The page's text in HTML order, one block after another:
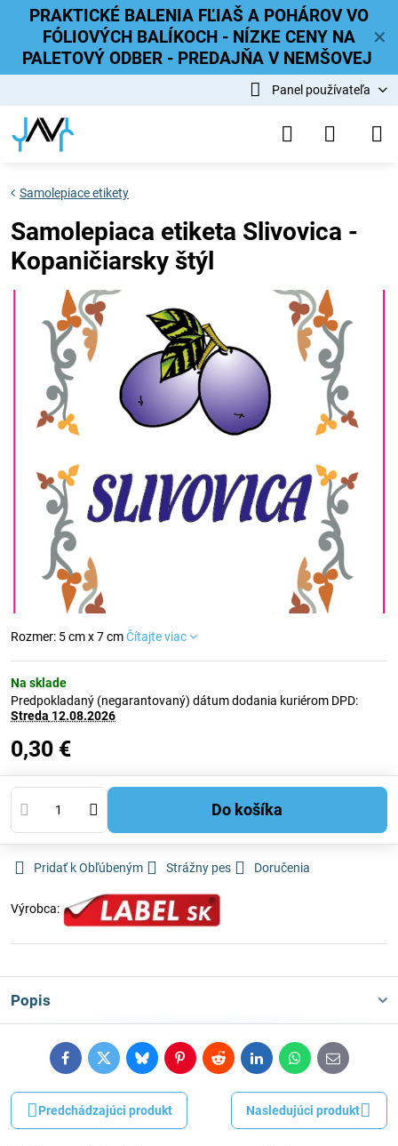
✕
PRAKTICKÉ BALENIA FĽIAŠ A POHÁROV VO
FÓLIOVÝCH BALÍKOCH - NÍZKE CENY NA
PALETOVÝ ODBER - PREDAJŇA V NEMŠOVEJ
Panel používateľa
Samolepiace etikety
Samolepiaca etiketa Slivovica -
Kopaničiarsky štýl
Rozmer: 5 cm x 7 cmČítajte viac
Na sklade
Predpokladaný (negarantovaný) dátum dodania kuriérom DPD:
Streda 12.08.2026
0,30 €
Do košíka
Pridať k Obľúbeným Strážny pes Doručenia
Výrobca:
Popis
FacebookTwitterBlueskyPinterestRedditLinkedInWhatsApp
E-
mail
Predchádzajúci produkt Nasledujúci produkt